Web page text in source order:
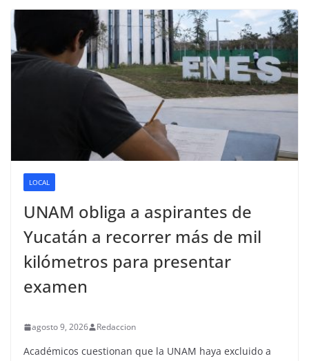
LOCAL
UNAM obliga a aspirantes de
Yucatán a recorrer más de mil
kilómetros para presentar
examen
agosto 9, 2026 Redaccion
Académicos cuestionan que la UNAM haya excluido a